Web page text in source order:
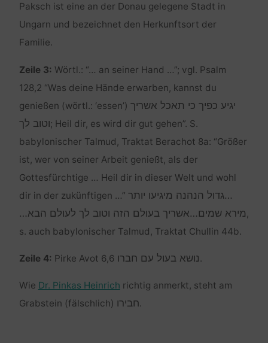
Paksch ist eine an der Donau gelegene Stadt in
Ungarn und bezeichnet den Herkunftsort der
Familie.
Zeile 3: Wörtl.: “… an seiner Hand …”; vgl. Psalm
128,2 “Was deine Hände erwarben, kannst du
genießen (wörtl.: ‘essen’) יגיע כפיך כי תאכל אשריך
וטוב לך; Heil dir, es wird dir gut gehen”. S.
babylonischer Talmud, Traktat Berachot 8a: “Größer
ist, wer von seiner Arbeit genießt, als der
Gottesfürchtige … Heil dir in dieser Welt und wohl
dir in der zukünftigen …” …גדול הנהנה מיגיעו יותר
מירא שמים…אשריך בעולם הזה וטוב לך לעולם הבא… ,
s. auch babylonischer Talmud, Traktat Chullin 44b.
Zeile 4: Pirke Avot 6,6 נושא בעול עם חברו.
Wie Dr. Pinkas Heinrich richtig anmerkt, steht am
Grabstein (fälschlich) חבירו.